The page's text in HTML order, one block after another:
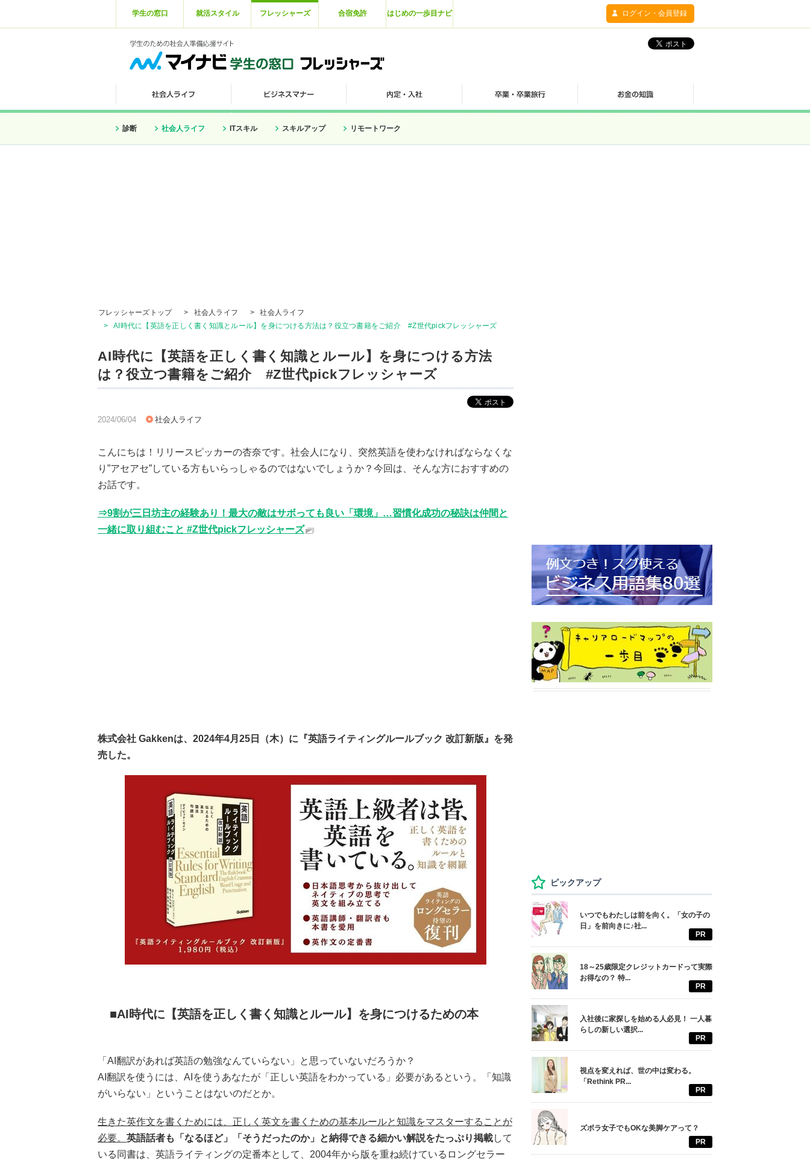
学生の窓口 就活スタイル フレッシャーズ 合宿免許 はじめの一歩目ナビ ログイン・会員登録
診断 社会人ライフ ITスキル スキルアップ リモートワーク
フレッシャーズトップ > 社会人ライフ >
社会人ライフ
>
AI時代に【英語を正しく書く知識とルール】を身につける方法は？役立つ書籍をご紹介 #Z世代pickフレッシャーズ
AI時代に【英語を正しく書く知識とルール】を身につける方法
は？役立つ書籍をご紹介 #Z世代pickフレッシャーズ
2024/06/04 社会人ライフ
こんにちは！リリースピッカーの杏奈です。社会人になり、突然英語を使わなければならなくな
り”アセアセ”している方もいらっしゃるのではないでしょうか？今回は、そんな方におすすめの
お話です。
⇒9割が三日坊主の経験あり！最大の敵はサボっても良い「環境」…習慣化成功の秘訣は仲間と
一緒に取り組むこと #Z世代pickフレッシャーズ
株式会社 Gakkenは、2024年4月25日（木）に『英語ライティングルールブック 改訂新版』を発
売した。
AI時代に【英語を正しく書く知識とルール】を身につけるための本
「AI翻訳があれば英語の勉強なんていらない」と思っていないだろうか？
AI翻訳を使うには、AIを使うあなたが「正しい英語をわかっている」必要があるという。「知識
がいらない」ということはないのだとか。
生きた英作文を書くためには、正しく英文を書くための基本ルールと知識をマスターすることが
必要。 英語話者も「なるほど」「そうだったのか」と納得できる細かい解説をたっぷり掲載して
いる同書は、英語ライティングの定番本として、2004年から版を重ね続けているロングセラー
ピックアップ
いつでもわたしは前を向く。「女の子の
日」を前向きに♪社...
PR
18～25歳限定クレジットカードって実際
お得なの？ 特...
PR
入社後に家探しを始める人必見！ 一人暮
らしの新しい選択...
PR
視点を変えれば、世の中は変わる。
「Rethink PR...
PR
ズボラ女子でもOKな美脚ケアって？
PR